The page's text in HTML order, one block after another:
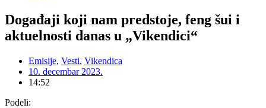
Događaji koji nam predstoje, feng šui i
aktuelnosti danas u „Vikendici“
Emisije, Vesti, Vikendica
10. decembar 2023.
14:52
Podeli: